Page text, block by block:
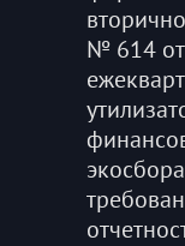
№ 614 от